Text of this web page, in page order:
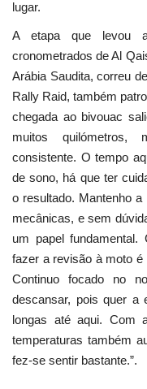
lugar.
A etapa que levou
cronometrados de Al
Arábia Saudita, correu
Rally Raid, também
chegada ao bivouac
muitos
consistente. O tempo
de sono, há que ter
o resultado. Mantenho
mecânicas, e sem
um papel
fazer a revisão à moto
Continuo focado no
descansar, pois quer a
longas até aqui. Com
temperaturas também
fez-se sentir bastante.”.